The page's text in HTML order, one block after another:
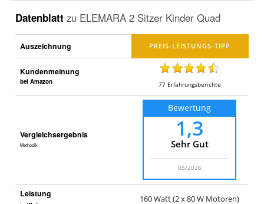
Datenblatt zu ELEMARA 2 Sitzer Kinder Quad
Auszeichnung
Kundenmeinung
bei Amazon 77 Erfahrungsberichte
Vergleichsergebnis
Methodik
Bewertung
1,3
Sehr Gut
05/2026
Leistung
160 Watt (2 x 80 W Motoren)